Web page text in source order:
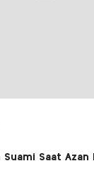
Saat Azan